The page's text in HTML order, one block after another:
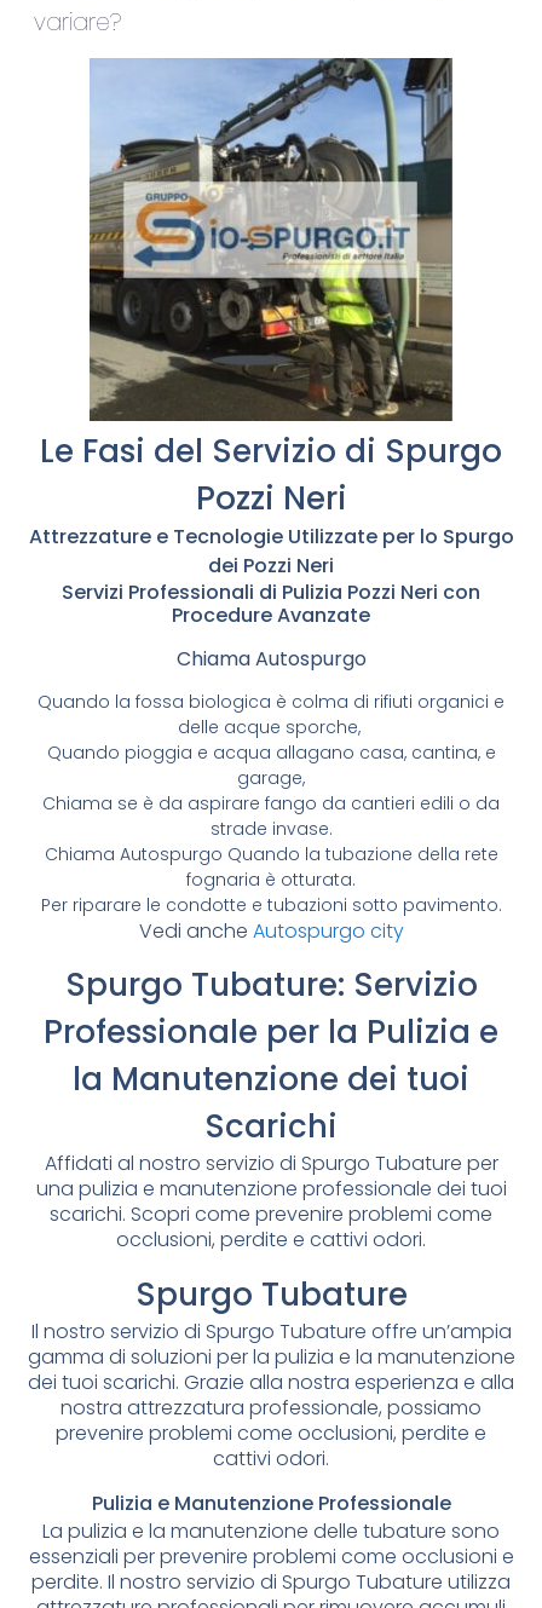
variare?
Le Fasi del Servizio di Spurgo
Pozzi Neri
Attrezzature e Tecnologie Utilizzate per lo Spurgo
dei Pozzi Neri
Servizi Professionali di Pulizia Pozzi Neri con
Procedure Avanzate
Chiama Autospurgo
Quando la fossa biologica è colma di rifiuti organici e
delle acque sporche,
Quando pioggia e acqua allagano casa, cantina, e
garage,
Chiama se è da aspirare fango da cantieri edili o da
strade invase.
Chiama Autospurgo Quando la tubazione della rete
fognaria è otturata.
Per riparare le condotte e tubazioni sotto pavimento.
Vedi anche Autospurgo city
Spurgo Tubature: Servizio
Professionale per la Pulizia e
la Manutenzione dei tuoi
Scarichi
Affidati al nostro servizio di Spurgo Tubature per
una pulizia e manutenzione professionale dei tuoi
scarichi. Scopri come prevenire problemi come
occlusioni, perdite e cattivi odori.
Spurgo Tubature
Il nostro servizio di Spurgo Tubature offre un’ampia
gamma di soluzioni per la pulizia e la manutenzione
dei tuoi scarichi. Grazie alla nostra esperienza e alla
nostra attrezzatura professionale, possiamo
prevenire problemi come occlusioni, perdite e
cattivi odori.
Pulizia e Manutenzione Professionale
La pulizia e la manutenzione delle tubature sono
essenziali per prevenire problemi come occlusioni e
perdite. Il nostro servizio di Spurgo Tubature utilizza